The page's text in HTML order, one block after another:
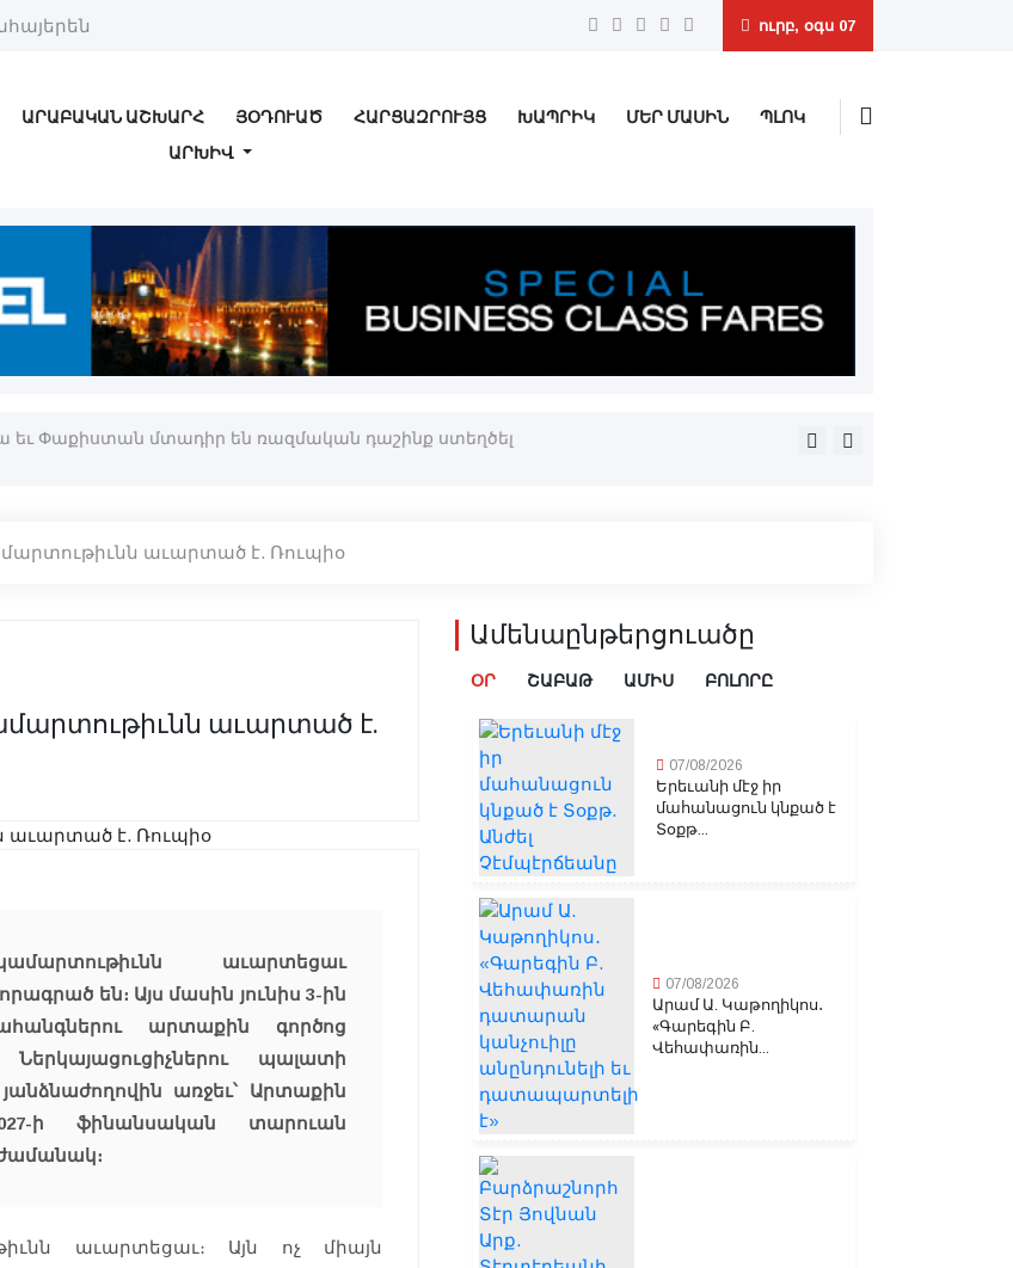
ուրբ, օգս 07
ԱՐԱԲԱԿԱՆ ԱՇԽԱՐՀ ՅՕԴՈՒԱԾ ՀԱՐՑԱԶՐՈՒՅՑ ԽԱՊՐԻԿ ՄԵՐ ՄԱՍԻՆ
ՊԼՈԿ
ԱՐԽԻՎ
եւ Փաքիստան մտադիր են ռազմական դաշինք ստեղծել Երեւանի մէջ կը
աւարտած է. Ռուպիօ
աւարտած է.
աւարտեցաւ
են։ Այս մասին յունիս 3-ին
արտաքին գործոց
պալատի
առջեւ՝ Արտաքին
ի ֆինանսական տարուան
աւարտեցաւ։ Այն ոչ միայն
Ամենաընթերցուածը
ՕՐ ՇԱԲԱԹ ԱՄԻՍ ԲՈԼՈՐԸ
07/08/2026
Երեւանի մէջ իր
մահանացուն կնքած է
Տօքթ...
07/08/2026
Արամ Ա. Կաթողիկոս․
«Գարեգին Բ.
Վեհափառին...